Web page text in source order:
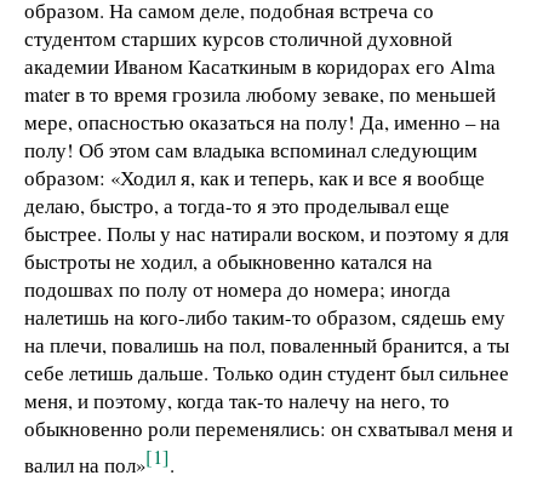
образом. На самом деле, подобная встреча со
студентом старших курсов столичной духовной
академии Иваном Касаткиным в коридорах его Alma
mater в то время грозила любому зеваке, по меньшей
мере, опасностью оказаться на полу! Да, именно – на
полу! Об этом сам владыка вспоминал следующим
образом: «Ходил я, как и теперь, как и все я вообще
делаю, быстро, а тогда-то я это проделывал еще
быстрее. Полы у нас натирали воском, и поэтому я для
быстроты не ходил, а обыкновенно катался на
подошвах по полу от номера до номера; иногда
налетишь на кого-либо таким-то образом, сядешь ему
на плечи, повалишь на пол, поваленный бранится, а ты
себе летишь дальше. Только один студент был сильнее
меня, и поэтому, когда так-то налечу на него, то
обыкновенно роли переменялись: он схватывал меня и
валил на пол»[1].